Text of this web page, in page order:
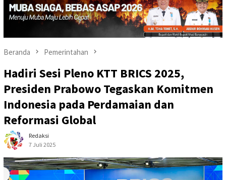
Beranda Pemerintahan
Hadiri Sesi Pleno KTT BRICS 2025,
Presiden Prabowo Tegaskan Komitmen
Indonesia pada Perdamaian dan
Reformasi Global
Redaksi
7 Juli 2025